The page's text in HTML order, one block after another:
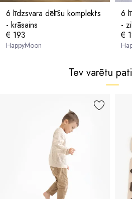
6 līdzsvara dēlīšu komplekts
- krāsains
€ 193
HappyMoon
6
-
€
Tev varētu